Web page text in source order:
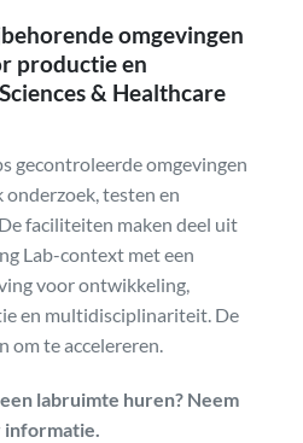
omgevingen
productie en
& Healthcare
gecontroleerde omgevingen
testen en
faciliteiten maken deel uit
Lab-context met een
voor ontwikkeling,
en multidisciplinariteit. De
om te accelereren.
labruimte huren? Neem
informatie.